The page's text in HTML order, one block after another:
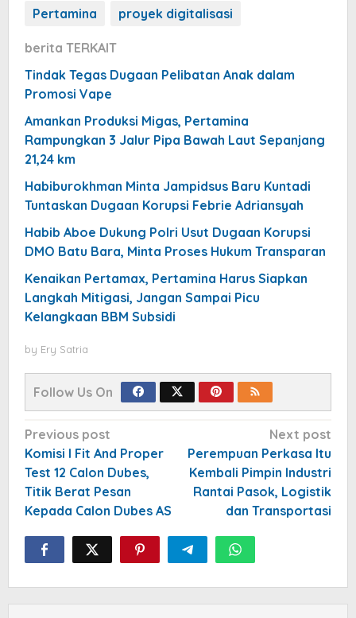
Pertamina proyek digitalisasi
berita TERKAIT
Tindak Tegas Dugaan Pelibatan Anak dalam
Promosi Vape
Amankan Produksi Migas, Pertamina
Rampungkan 3 Jalur Pipa Bawah Laut Sepanjang
21,24 km
Habiburokhman Minta Jampidsus Baru Kuntadi
Tuntaskan Dugaan Korupsi Febrie Adriansyah
Habib Aboe Dukung Polri Usut Dugaan Korupsi
DMO Batu Bara, Minta Proses Hukum Transparan
Kenaikan Pertamax, Pertamina Harus Siapkan
Langkah Mitigasi, Jangan Sampai Picu
Kelangkaan BBM Subsidi
by Ery Satria
Follow Us On
Post
navigation
Previous post
Komisi I Fit And Proper
Test 12 Calon Dubes,
Titik Berat Pesan
Kepada Calon Dubes AS
Next post
Perempuan Perkasa Itu
Kembali Pimpin Industri
Rantai Pasok, Logistik
dan Transportasi